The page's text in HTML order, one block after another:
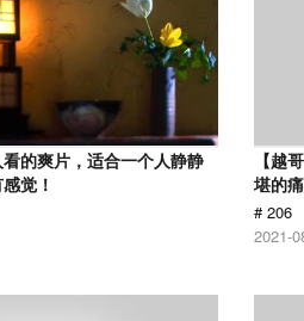
看的爽片，适合一个人静静
觉！
【越
堪的
# 206
2021-